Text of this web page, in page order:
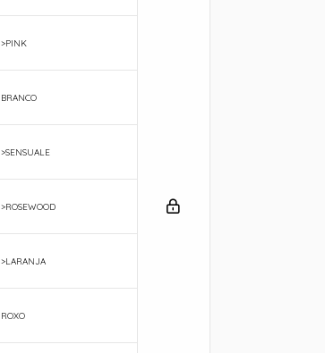
>PINK
BRANCO
>SENSUALE
>ROSEWOOD
>LARANJA
ROXO